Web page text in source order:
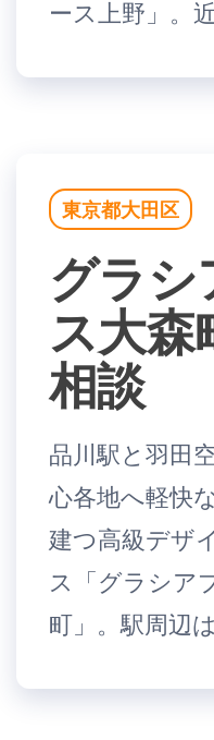
ース上野」。
東京都大田区
グラシ
ス大森
相談
品川駅と羽田
心各地へ軽快
建つ高級デザ
ス「グラシア
町」。駅周辺